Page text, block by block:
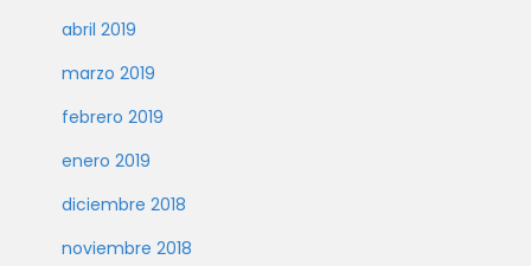
abril 2019
marzo 2019
febrero 2019
enero 2019
diciembre 2018
noviembre 2018